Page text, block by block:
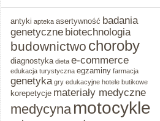
antyki apteka asertywność badania
genetyczne biotechnologia
budownictwo choroby
diagnostyka dieta e-commerce
edukacja turystyczna egzaminy farmacja
genetyka gry edukacyjne hotele butikowe
korepetycje materiały medyczne
medycyna motocykle